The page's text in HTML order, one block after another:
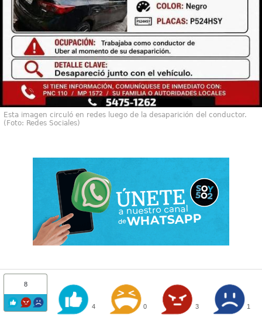
Esta imagen circuló en redes luego de la desaparición del conductor.
(Foto: Redes Sociales)
8
4 0 3 1